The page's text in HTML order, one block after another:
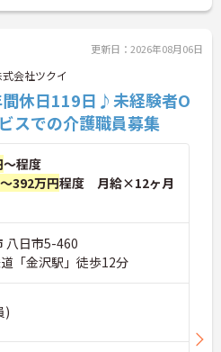
り、ライフステージ
はさらに多様なニー
を追求し、地域社会
成長を続けていくこ
視点で安心してキャ
す。
大切にしながら働き
に加え、月の平均残
業後の予定が立てや
ら利用できる有給休
ライフスタイルを優
。
長く活躍したい方＞
育休制度、独自の保
育て支援が整ってい
節目を迎えても、会
ら軽やかにキャリア
更新日：2026年08月06日
式会社ツクイ
間休日119日♪未経験者O
スでの介護職員募集
～程度
392万円程度 月給×12ヶ月
八日市5-460
「金沢駅」徒歩12分
)